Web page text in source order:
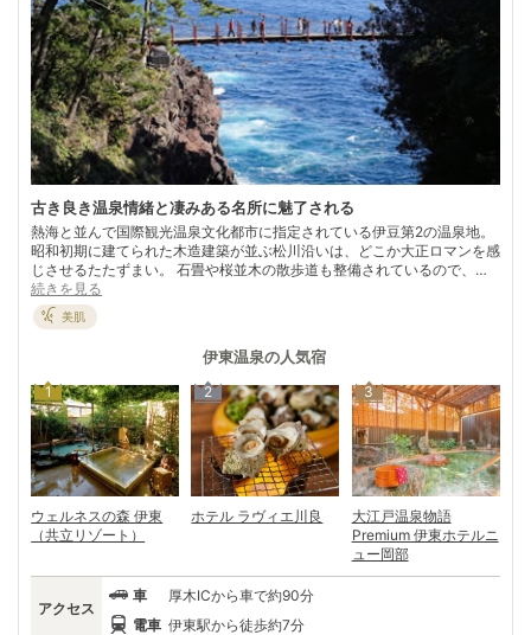
古き良き温泉情緒と凄みある名所に魅了される
熱海と並んで国際観光温泉文化都市に指定されている伊豆第2の温泉地。
昭和初期に建てられた木造建築が並ぶ松川沿いは、どこか大正ロマンを感
じさせるたたずまい。 石畳や桜並木の散歩道も整備されているので、散
策しながら古き良き時代の温泉情緒に酔いしれてみるのもよい。 源頼
朝、伊東祐親、日蓮上人ゆかりの史跡、室生犀星、北原白秋、与謝野鉄
幹・晶子夫妻などの文人が愛した街並み、共同浴場に伊東七福神と、何度
訪れても飽きることを知らない魅力がいっぱい。徳川家光にも献上された
という自慢のお湯に浸かれば、時間を忘れて心も体も安らげる。ちょっと
足を延ばせば絶景が広がる城ケ崎も。吊橋はスリル満点だ。
続きを見る
美肌
伊東温泉の人気宿
1
ウェルネスの森 伊東
（共立リゾート）
2
ホテル ラヴィエ川良
3
大江戸温泉物語
Premium 伊東ホテルニ
ュー岡部
アクセス
車
厚木ICから車で約90分
電車 伊東駅から徒歩約7分